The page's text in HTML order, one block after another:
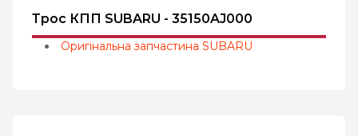
Трос КПП SUBARU - 35150AJ000
Оригінальна запчастина SUBARU